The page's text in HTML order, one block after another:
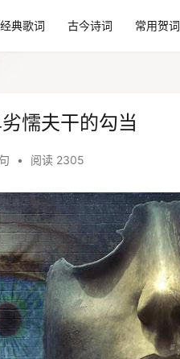
经典歌词 古今诗词 常用贺词
懦夫干的勾当
• 阅读 2305